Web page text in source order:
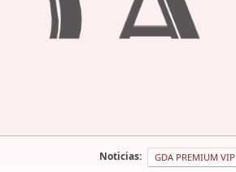
Noticias: GDA PREMIUM VIP